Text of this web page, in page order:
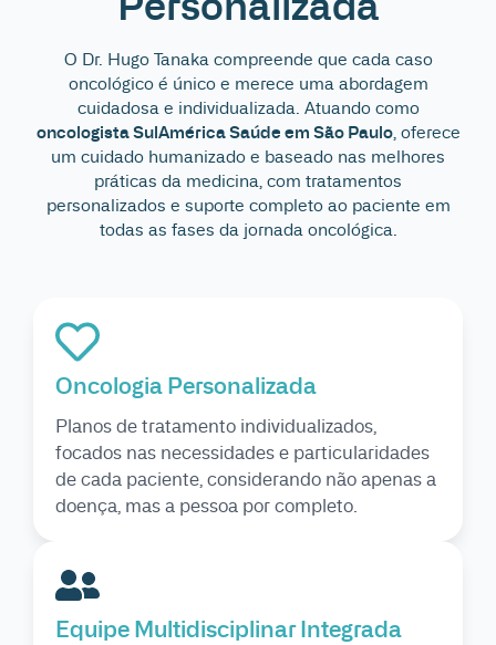
O Dr. Hugo Tanaka compreende que cada caso
oncológico é único e merece uma abordagem
cuidadosa e individualizada. Atuando como
oncologista SulAmérica Saúde em São Paulo, oferece
um cuidado humanizado e baseado nas melhores
práticas da medicina, com tratamentos
personalizados e suporte completo ao paciente em
todas as fases da jornada oncológica.
Oncologia Personalizada
Planos de tratamento individualizados,
focados nas necessidades e particularidades
de cada paciente, considerando não apenas a
doença, mas a pessoa por completo.
Equipe Multidisciplinar Integrada